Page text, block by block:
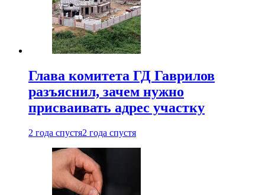
Глава комитета ГД Гаврилов
разъяснил, зачем нужно
присваивать адрес участку
2 года спустя2 года спустя